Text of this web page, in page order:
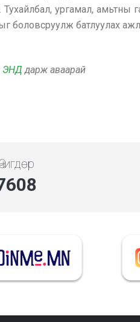
ургамал, амьтны
боловсруулж батлуулах
ЭНД дарж аваарай